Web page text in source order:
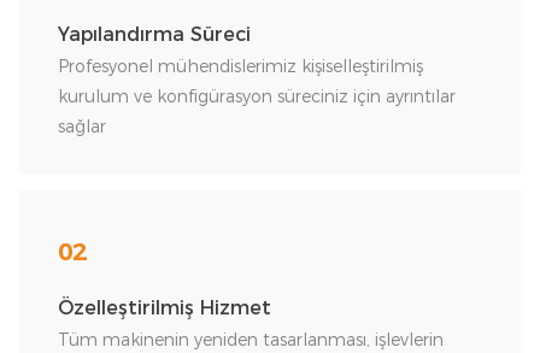
Yapılandırma Süreci
Profesyonel mühendislerimiz kişiselleştirilmiş
kurulum ve konfigürasyon süreciniz için ayrıntılar
sağlar
02
Özelleştirilmiş Hizmet
Tüm makinenin yeniden tasarlanması, işlevlerin